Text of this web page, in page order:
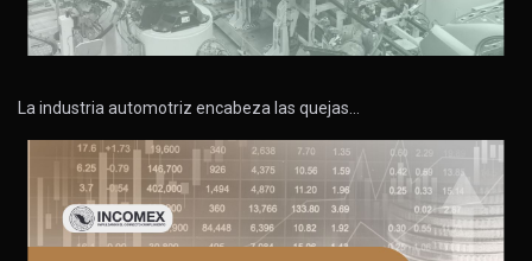
La industria automotriz encabeza las quejas…